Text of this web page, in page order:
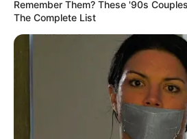
Remember Them? These '90s
The Complete List